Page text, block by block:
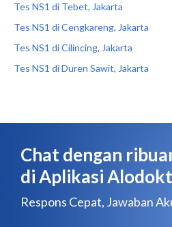
Tes NS1 di Tebet, Jakarta
Tes NS1 di Cengkareng, Jakarta
Tes NS1 di Cilincing, Jakarta
Tes NS1 di Duren Sawit, Jakarta